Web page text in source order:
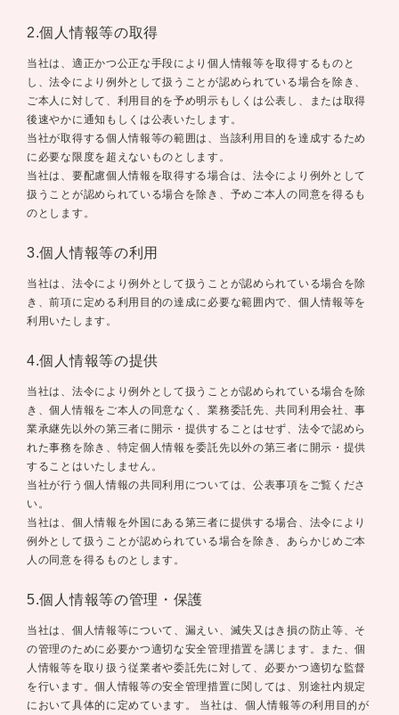
2.個人情報等の取得
当社は、適正かつ公正な手段により個人情報等を取得するものと
し、法令により例外として扱うことが認められている場合を除き、
ご本人に対して、利用目的を予め明示もしくは公表し、または取得
後速やかに通知もしくは公表いたします。
当社が取得する個人情報等の範囲は、当該利用目的を達成するため
に必要な限度を超えないものとします。
当社は、要配慮個人情報を取得する場合は、法令により例外として
扱うことが認められている場合を除き、予めご本人の同意を得るも
のとします。
3.個人情報等の利用
当社は、法令により例外として扱うことが認められている場合を除
き、前項に定める利用目的の達成に必要な範囲内で、個人情報等を
利用いたします。
4.個人情報等の提供
当社は、法令により例外として扱うことが認められている場合を除
き、個人情報をご本人の同意なく、業務委託先、共同利用会社、事
業承継先以外の第三者に開示・提供することはせず、法令で認めら
れた事務を除き、特定個人情報を委託先以外の第三者に開示・提供
することはいたしません。
当社が行う個人情報の共同利用については、公表事項をご覧くださ
い。
当社は、個人情報を外国にある第三者に提供する場合、法令により
例外として扱うことが認められている場合を除き、あらかじめご本
人の同意を得るものとします。
5.個人情報等の管理・保護
当社は、個人情報等について、漏えい、滅失又はき損の防止等、そ
の管理のために必要かつ適切な安全管理措置を講じます。また、個
人情報等を取り扱う従業者や委託先に対して、必要かつ適切な監督
を行います。個人情報等の安全管理措置に関しては、別途社内規定
において具体的に定めています。 当社は、個人情報等の利用目的が